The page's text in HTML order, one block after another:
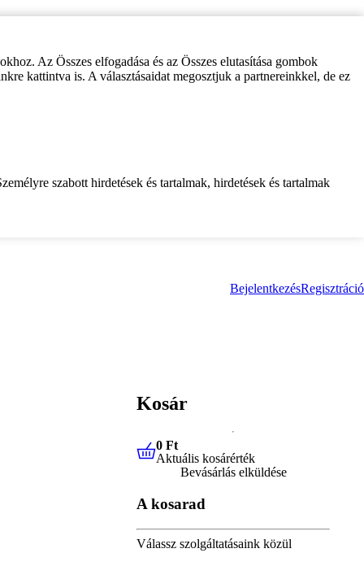
Az Összes elfogadása és az Összes elutasítása gombok
kattintva is. A választásaidat megosztjuk a partnereinkkel, de ez
szabott hirdetések és tartalmak, hirdetések és tartalmak
BejelentkezésRegisztráció
Kosár
0 FtAktuális kosárérték
0 Ft
Aktuális kosárérték
Bevásárlás elküldése
A kosarad
Válassz szolgáltatásaink közül